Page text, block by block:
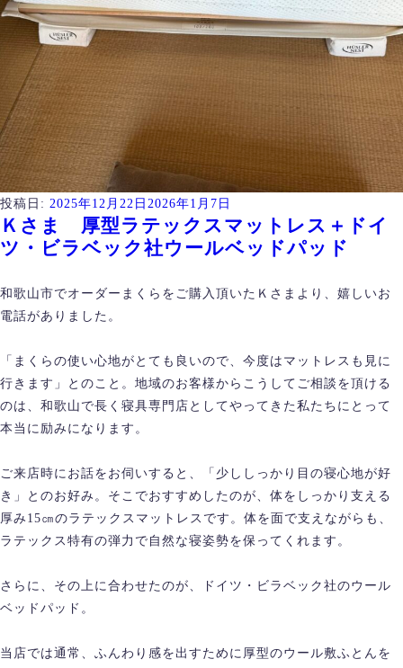
投稿日: 2025年12月22日 2026年1月7日
Ｋさま 厚型ラテックスマットレス＋ドイ
ツ・ビラベック社ウールベッドパッド
和歌山市でオーダーまくらをご購入頂いたＫさまより、嬉しいお
電話がありました。
「まくらの使い心地がとても良いので、今度はマットレスも見に
行きます」とのこと。地域のお客様からこうしてご相談を頂ける
のは、和歌山で長く寝具専門店としてやってきた私たちにとって
本当に励みになります。
ご来店時にお話をお伺いすると、「少ししっかり目の寝心地が好
き」とのお好み。そこでおすすめしたのが、体をしっかり支える
厚み15㎝のラテックスマットレスです。体を面で支えながらも、
ラテックス特有の弾力で自然な寝姿勢を保ってくれます。
さらに、その上に合わせたのが、ドイツ・ビラベック社のウール
ベッドパッド。
当店では通常、ふんわり感を出すために厚型のウール敷ふとんを